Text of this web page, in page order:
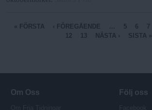
S« FÖRSTA ‹ FÖREGÅENDE … 5 6 7
12
13 NÄSTA › SISTA »
Om Oss Följ oss